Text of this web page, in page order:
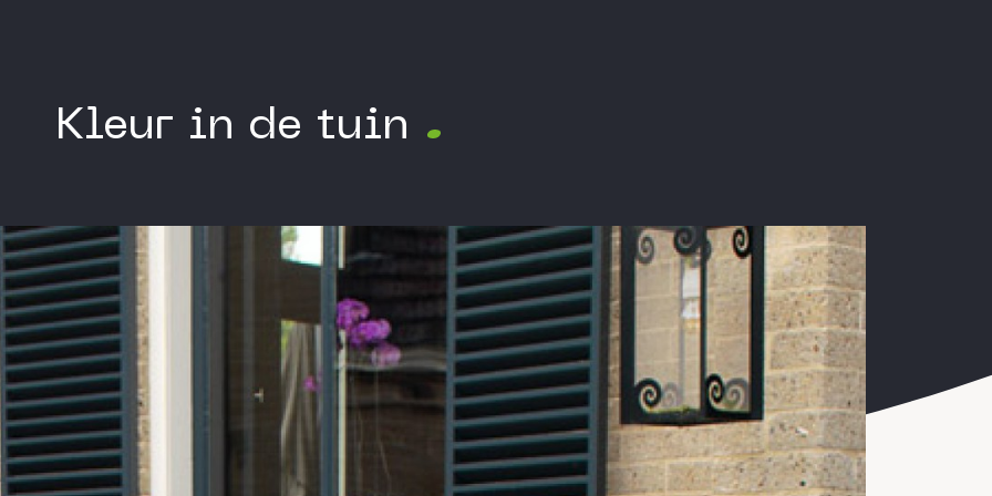
Kleur in de tuin